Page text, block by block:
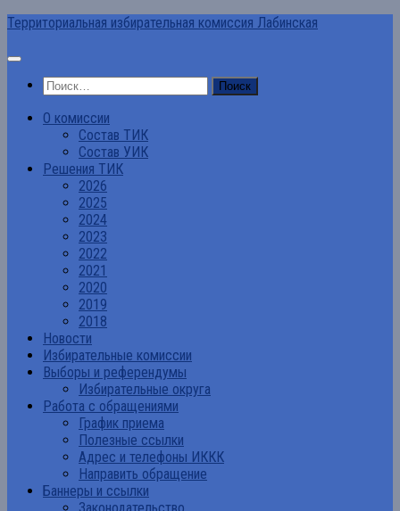
Перейти
содержимому
Территориальная избирательная комиссия Лабинская
Найти:
О комиссии
Состав ТИК
Состав УИК
Решения ТИК
2026
2025
2024
2023
2022
2021
2020
2019
2018
Новости
Избирательные комиссии
Выборы и референдумы
Избирательные округа
Работа с обращениями
График приема
Полезные ссылки
Адрес и телефоны ИККК
Направить обращение
Баннеры и ссылки